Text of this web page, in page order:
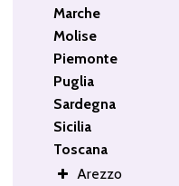
Marche
Molise
Piemonte
Puglia
Sardegna
Sicilia
Toscana
Arezzo